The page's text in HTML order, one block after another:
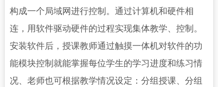
构成一个局域网进行控制。通过计算机和硬件相
连，用软件驱动硬件的过程实现集体教学、控制。
安装软件后，授课教师通过触摸一体机对软件的功
能模块控制就能掌握每位学生的学习进度和练习情
况、老师也可根据教学情况设定：分组授课、分组